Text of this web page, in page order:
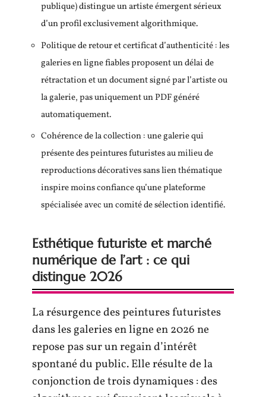
publique) distingue un artiste émergent sérieux
d’un profil exclusivement algorithmique.
Politique de retour et certificat d’authenticité : les
galeries en ligne fiables proposent un délai de
rétractation et un document signé par l’artiste ou
la galerie, pas uniquement un PDF généré
automatiquement.
Cohérence de la collection : une galerie qui
présente des peintures futuristes au milieu de
reproductions décoratives sans lien thématique
inspire moins confiance qu’une plateforme
spécialisée avec un comité de sélection identifié.
Esthétique futuriste et marché
numérique de l’art : ce qui
distingue 2026
La résurgence des peintures futuristes
dans les galeries en ligne en 2026 ne
repose pas sur un regain d’intérêt
spontané du public. Elle résulte de la
conjonction de trois dynamiques : des